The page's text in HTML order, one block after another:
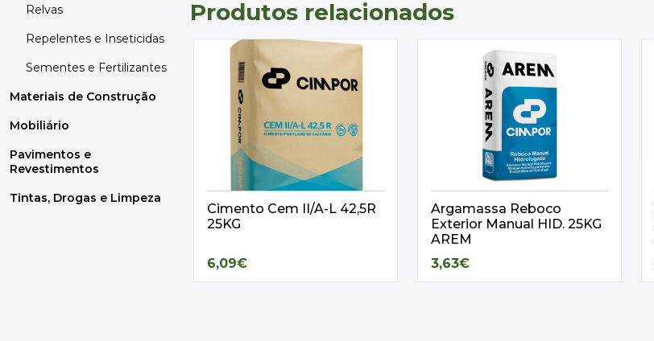
Relvas
Repelentes e Inseticidas
Sementes e Fertilizantes
Materiais de Construção
Mobiliário
Pavimentos e
Revestimentos
Tintas, Drogas e Limpeza
Produtos relacionados
Cimento Cem II/A-L 42,5R
25KG
6,09€
Argamassa Reboco
Exterior Manual HID. 25KG
AREM
3,63€